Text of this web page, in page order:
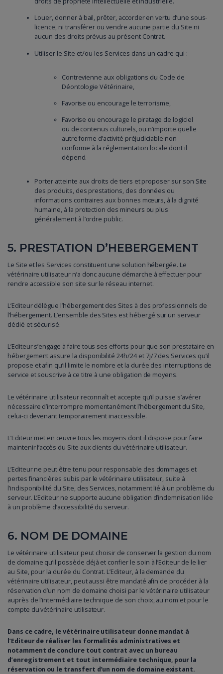
Louer, donner à bail, prêter, accorder en vertu d’une sous-
licence, ni transférer ou vendre aucune partie du Site ni
aucun des droits prévus au présent Contrat.
Utiliser le Site et/ou les Services dans un cadre qui :
Contrevienne aux obligations du Code de
Déontologie Vétérinaire,
Favorise ou encourage le terrorisme,
Favorise ou encourage le piratage de logiciel
ou de contenus culturels, ou n’importe quelle
autre forme d’activité préjudiciable non
conforme à la réglementation locale dont il
dépend.
Porter atteinte aux droits de tiers et proposer sur son Site
des produits, des prestations, des données ou
informations contraires aux bonnes mœurs, à la dignité
humaine, à la protection des mineurs ou plus
généralement à l’ordre public.
5. PRESTATION D’HEBERGEMENT
Le Site et les Services constituent une solution hébergée. Le
vétérinaire utilisateur n’a donc aucune démarche à effectuer pour
rendre accessible son site sur le réseau internet.
L’Editeur délègue l’hébergement des Sites à des professionnels de
l’hébergement. L’ensemble des Sites est hébergé sur un serveur
dédié et sécurisé.
L’Editeur s’engage à faire tous ses efforts pour que son prestataire en
hébergement assure la disponibilité 24h/24 et 7j/7 des Services qu’il
propose et afin qu’il limite le nombre et la durée des interruptions de
service et souscrive à ce titre à une obligation de moyens.
Le vétérinaire utilisateur reconnaît et accepte qu’il puisse s’avérer
nécessaire d’interrompre momentanément l’hébergement du Site,
celui-ci devenant temporairement inaccessible.
L’Editeur met en œuvre tous les moyens dont il dispose pour faire
maintenir l’accès du Site aux clients du vétérinaire utilisateur.
L’Editeur ne peut être tenu pour responsable des dommages et
pertes financières subis par le vétérinaire utilisateur, suite à
l’indisponibilité du Site, des Services, notamment lié à un problème du
serveur. L’Editeur ne supporte aucune obligation d’indemnisation liée
à un problème d’accessibilité du serveur.
6. NOM DE DOMAINE
Le vétérinaire utilisateur peut choisir de conserver la gestion du nom
de domaine qu’il possède déjà et confier le soin à l’Editeur de le lier
au Site, pour la durée du Contrat. L’Editeur, à la demande du
vétérinaire utilisateur, peut aussi être mandaté afin de procéder à la
réservation d’un nom de domaine choisi par le vétérinaire utilisateur
auprès de l’intermédiaire technique de son choix, au nom et pour le
compte du vétérinaire utilisateur.
Dans ce cadre, le vétérinaire utilisateur donne mandat à
l’Editeur de réaliser les formalités administratives et
notamment de conclure tout contrat avec un bureau
d’enregistrement et tout intermédiaire technique, pour la
réservation ou le transfert d’un nom de domaine existant.